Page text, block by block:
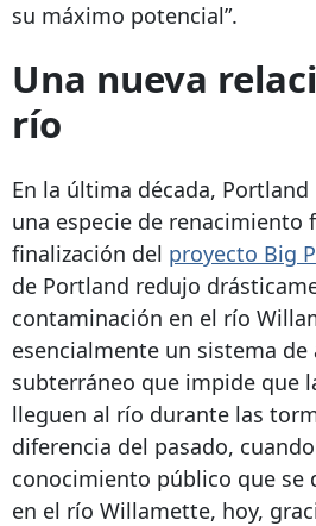
su máximo potencial”.
Una nueva
río
En la última década,
una especie de renacimiento
finalización del proyecto Big
de Portland redujo
contaminación en el río
esencialmente un sistema
subterráneo que impide que
lleguen al río durante las
diferencia del pasado,
conocimiento público que se
en el río Willamette, hoy,